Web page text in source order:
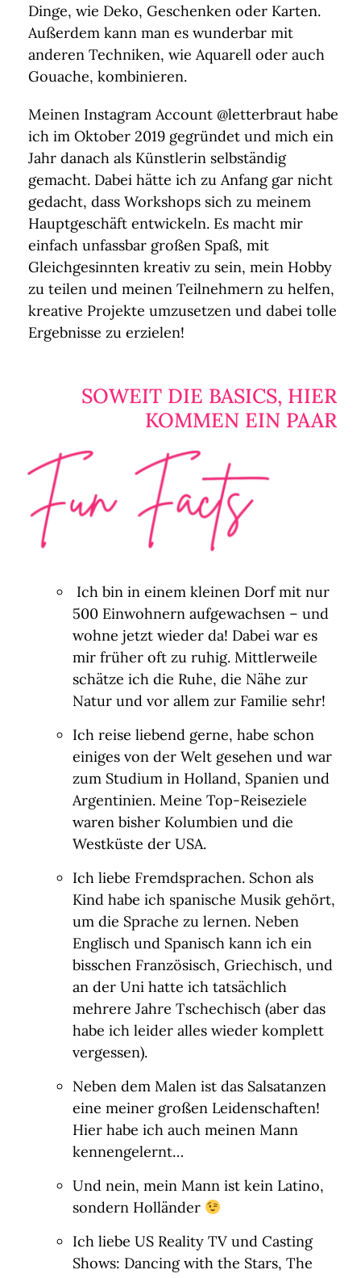
Dinge, wie Deko, Geschenken oder Karten.
Außerdem kann man es wunderbar mit
anderen Techniken, wie Aquarell oder auch
Gouache, kombinieren.
Meinen Instagram Account @letterbraut habe
ich im Oktober 2019 gegründet und mich ein
Jahr danach als Künstlerin selbständig
gemacht. Dabei hätte ich zu Anfang gar nicht
gedacht, dass Workshops sich zu meinem
Hauptgeschäft entwickeln. Es macht mir
einfach unfassbar großen Spaß, mit
Gleichgesinnten kreativ zu sein, mein Hobby
zu teilen und meinen Teilnehmern zu helfen,
kreative Projekte umzusetzen und dabei tolle
Ergebnisse zu erzielen!
SOWEIT DIE BASICS, HIER
KOMMEN EIN PAAR
Ich bin in einem kleinen Dorf mit nur
500 Einwohnern aufgewachsen – und
wohne jetzt wieder da! Dabei war es
mir früher oft zu ruhig. Mittlerweile
schätze ich die Ruhe, die Nähe zur
Natur und vor allem zur Familie sehr!
Ich reise liebend gerne, habe schon
einiges von der Welt gesehen und war
zum Studium in Holland, Spanien und
Argentinien. Meine Top-Reiseziele
waren bisher Kolumbien und die
Westküste der USA.
Ich liebe Fremdsprachen. Schon als
Kind habe ich spanische Musik gehört,
um die Sprache zu lernen. Neben
Englisch und Spanisch kann ich ein
bisschen Französisch, Griechisch, und
an der Uni hatte ich tatsächlich
mehrere Jahre Tschechisch (aber das
habe ich leider alles wieder komplett
vergessen).
Neben dem Malen ist das Salsatanzen
eine meiner großen Leidenschaften!
Hier habe ich auch meinen Mann
kennengelernt…
Und nein, mein Mann ist kein Latino,
sondern Holländer
Ich liebe US Reality TV und Casting
Shows: Dancing with the Stars, The